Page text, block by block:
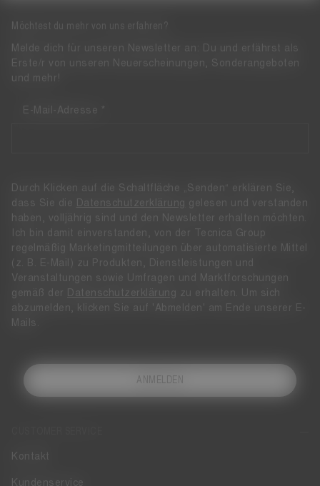
Kontakt
Kundenservice
Möchtest du mehr von uns erfahren?
Melde dich für unseren Newsletter an: Du und erfährst als
Erste/r von unseren Neuerscheinungen, Sonderangeboten
und mehr!
E-Mail-Adresse
Durch Klicken auf die Schaltfläche „Senden“ erklären Sie,
dass Sie die Datenschutzerklärung gelesen und verstanden
haben, volljährig sind und den Newsletter erhalten möchten.
Ich bin damit einverstanden, von der Tecnica Group
regelmäßig Marketingmitteilungen über automatisierte Mittel
(z. B. E-Mail) zu Produkten, Dienstleistungen und
Veranstaltungen sowie Umfragen und Marktforschungen
gemäß der Datenschutzerklärung zu erhalten. Um sich
abzumelden, klicken Sie auf 'Abmelden' am Ende unserer E-
Mails.
ANMELDEN